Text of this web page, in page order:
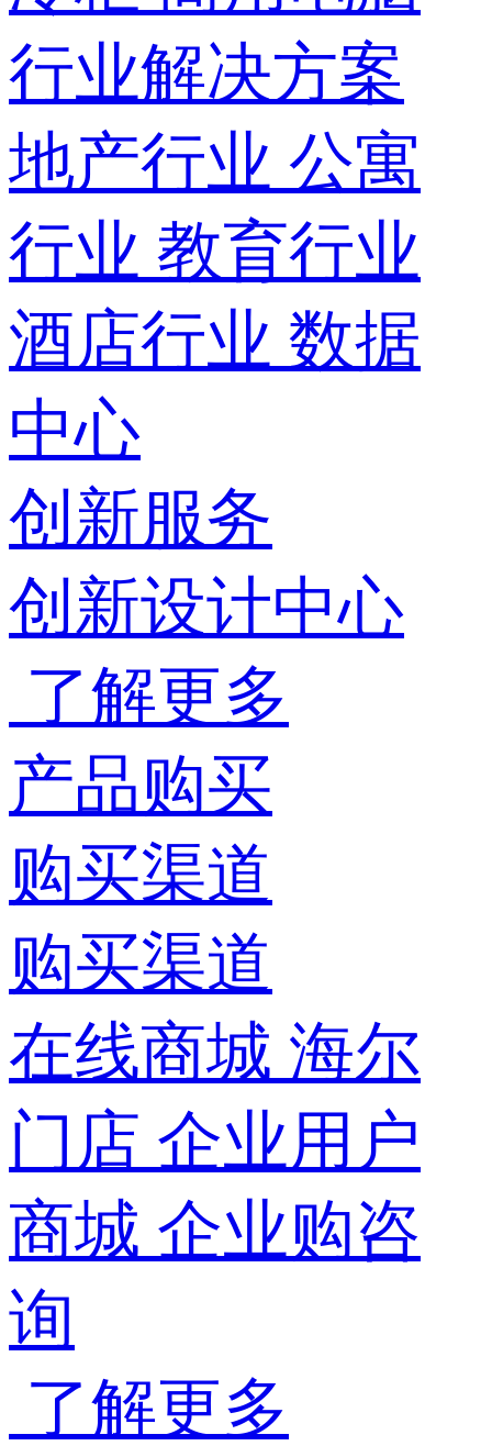
行业解决方案
地产行业 公寓
行业 教育行业
酒店行业 数据
中心
创新服务
创新设计中心
了解更多
产品购买
购买渠道
购买渠道
在线商城 海尔
门店 企业用户
商城 企业购咨
询
了解更多